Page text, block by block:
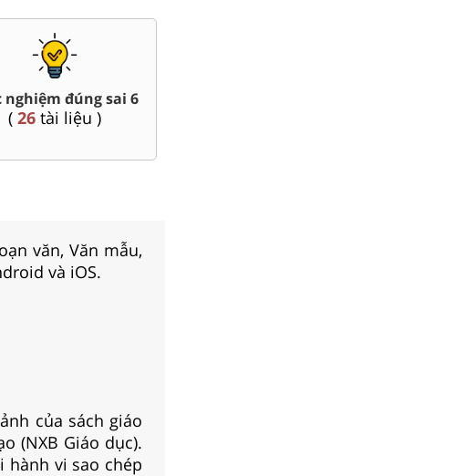
Đề thi giữa kì, cuối kì 6
(141
văn, Văn mẫu,
và iOS.
của sách giáo
(NXB Giáo dục).
hành vi sao chép